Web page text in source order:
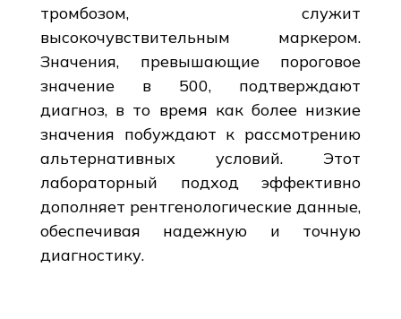
тромбозом, служит
высокочувствительным маркером.
Значения, превышающие пороговое
значение в 500, подтверждают
диагноз, в то время как более низкие
значения побуждают к рассмотрению
альтернативных условий. Этот
лабораторный подход эффективно
дополняет рентгенологические данные,
обеспечивая надежную и точную
диагностику.